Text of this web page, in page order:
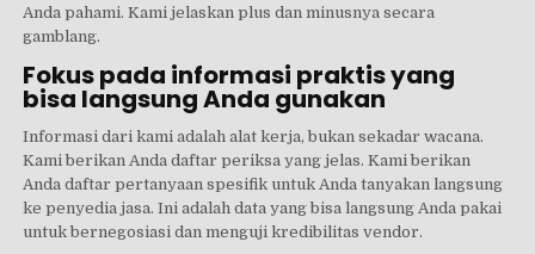
Anda pahami. Kami jelaskan plus dan minusnya secara
gamblang.
Fokus pada informasi praktis yang
bisa langsung Anda gunakan
Informasi dari kami adalah alat kerja, bukan sekadar wacana.
Kami berikan Anda daftar periksa yang jelas. Kami berikan
Anda daftar pertanyaan spesifik untuk Anda tanyakan langsung
ke penyedia jasa. Ini adalah data yang bisa langsung Anda pakai
untuk bernegosiasi dan menguji kredibilitas vendor.